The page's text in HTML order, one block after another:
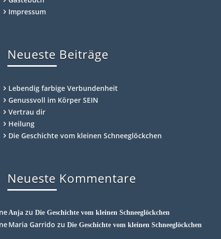
Impressum
Neueste Beiträge
Lebendig farbige Verbundenheit
Genussvoll im Körper SEIN
Vertrau dir
Heilung
Die Geschichte vom kleinen Schneeglöckchen
Neueste Kommentare
Anja zu Die Geschichte vom kleinen Schneeglöckchen
Maria Garrido zu Die Geschichte vom kleinen Schneeglöckchen